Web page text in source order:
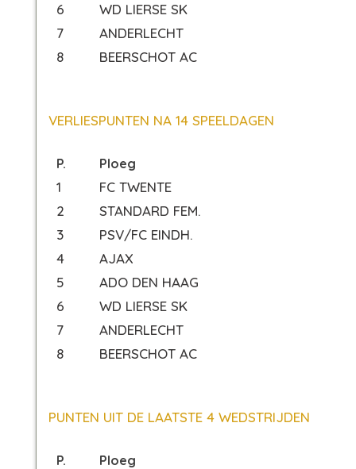
6
WD LIERSE SK
7
ANDERLECHT
8
BEERSCHOT AC
VERLIESPUNTEN NA 14 SPEELDAGEN
P. Ploeg
1
FC TWENTE
2
STANDARD FEM.
3
PSV/FC EINDH.
4
AJAX
5
ADO DEN HAAG
6
WD LIERSE SK
7
ANDERLECHT
8
BEERSCHOT AC
PUNTEN UIT DE LAATSTE 4 WEDSTRIJDEN
P. Ploeg